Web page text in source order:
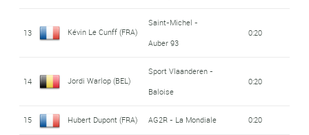
13 Kévin Le Cunff (FRA)
Saint-Michel -
Auber 93
0:20
14 Jordi Warlop (BEL)
Sport Vlaanderen -
Baloise
0:20
15 Hubert Dupont (FRA) AG2R - La Mondiale 0:20